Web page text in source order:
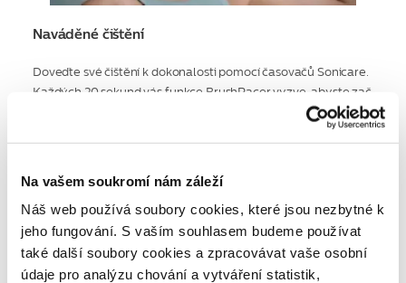
Na vašem soukromí nám záleží
Náš web používá soubory cookies, které jsou nezbytné k
jeho fungování. S vaším souhlasem budeme používat
také další soubory cookies a zpracovávat vaše osobní
údaje pro analýzu chování a vytváření statistik,
Naváděné čištění
Doveďte své čištění k dokonalosti pomocí časovačů Sonicare.
Každých 20 sekund vás funkce BrushPacer vyzve, abyste zač
ali čistit novou oblast. Po 2 minutách vás funkce SmartTimer u